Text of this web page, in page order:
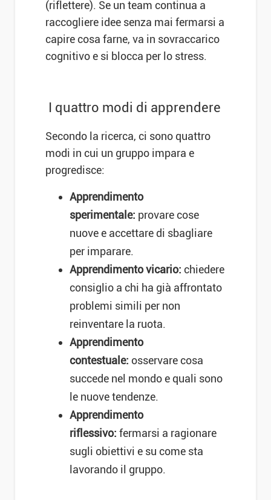
(riflettere). Se un team continua a
raccogliere idee senza mai fermarsi a
capire cosa farne, va in sovraccarico
cognitivo e si blocca per lo stress.
I quattro modi di apprendere
Secondo la ricerca, ci sono quattro
modi in cui un gruppo impara e
progredisce:
Apprendimento
sperimentale: provare cose
nuove e accettare di sbagliare
per imparare.
Apprendimento vicario: chiedere
consiglio a chi ha già affrontato
problemi simili per non
reinventare la ruota.
Apprendimento
contestuale: osservare cosa
succede nel mondo e quali sono
le nuove tendenze.
Apprendimento
riflessivo: fermarsi a ragionare
sugli obiettivi e su come sta
lavorando il gruppo.